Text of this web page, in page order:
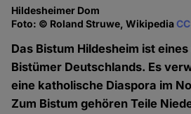
Hildesheimer Dom
Foto: © Roland Struwe, Wikipedia
Das Bistum Hildesheim ist
Bistümer Deutschlands. Es
eine katholische Diaspora im
Zum Bistum gehören Teile